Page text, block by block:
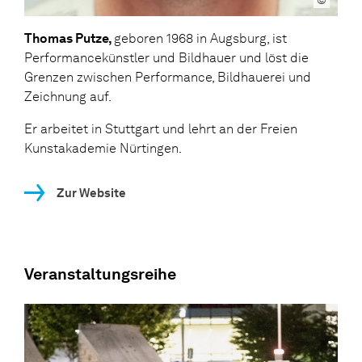
Thomas Putze, geboren 1968 in Augsburg, ist
Performancekünstler und Bildhauer und löst die
Grenzen zwischen Performance, Bildhauerei und
Zeichnung auf.
Er arbeitet in Stuttgart und lehrt an der Freien
Kunstakademie Nürtingen.
Zur Website
Veranstaltungsreihe